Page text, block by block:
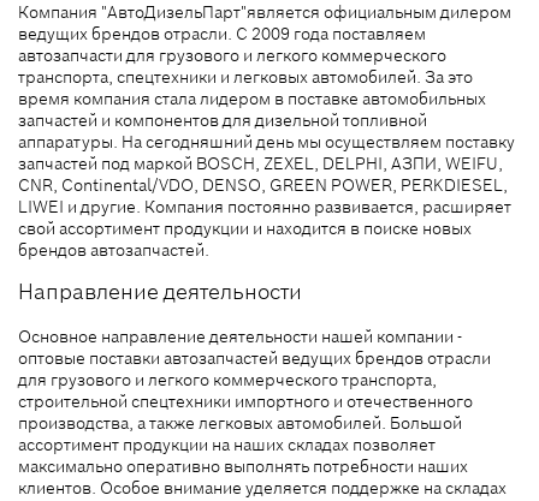
Компания "АвтоДизельПарт"является официальным дилером
ведущих брендов отрасли. С 2009 года поставляем
автозапчасти для грузового и легкого коммерческого
транспорта, спецтехники и легковых автомобилей. За это
время компания стала лидером в поставке автомобильных
запчастей и компонентов для дизельной топливной
аппаратуры. На сегодняшний день мы осуществляем поставку
запчастей под маркой BOSCH, ZEXEL, DELPHI, АЗПИ, WEIFU,
CNR, Continental/VDO, DENSO, GREEN POWER, PERKDIESEL,
LIWEI и другие. Компания постоянно развивается, расширяет
свой ассортимент продукции и находится в поиске новых
брендов автозапчастей.
Направление деятельности
Основное направление деятельности нашей компании -
оптовые поставки автозапчастей ведущих брендов отрасли
для грузового и легкого коммерческого транспорта,
строительной спецтехники импортного и отечественного
производства, а также легковых автомобилей. Большой
ассортимент продукции на наших складах позволяет
максимально оперативно выполнять потребности наших
клиентов. Особое внимание уделяется поддержке на складах